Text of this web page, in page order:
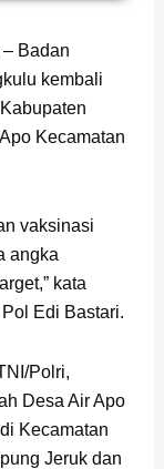
– Badan
kembali
Kecamatan
vaksinasi
angka
kata
Edi Bastari.
Polri,
Desa Air Apo
Kecamatan
Jeruk dan